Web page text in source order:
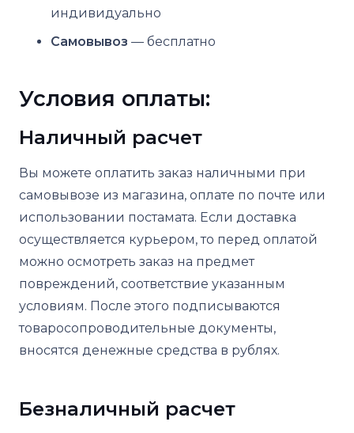
индивидуально
Самовывоз — бесплатно
Условия оплаты:
Наличный расчет
Вы можете оплатить заказ наличными при
самовывозе из магазина, оплате по почте или
использовании постамата. Если доставка
осуществляется курьером, то перед оплатой
можно осмотреть заказ на предмет
повреждений, соответствие указанным
условиям. После этого подписываются
товаросопроводительные документы,
вносятся денежные средства в рублях.
Безналичный расчет